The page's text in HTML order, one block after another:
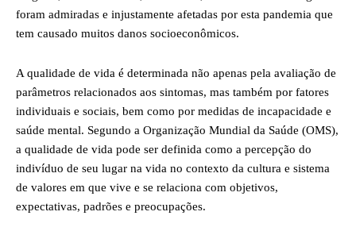
foram admiradas e injustamente afetadas por esta pandemia que
tem causado muitos danos socioeconômicos.
A qualidade de vida é determinada não apenas pela avaliação de
parâmetros relacionados aos sintomas, mas também por fatores
individuais e sociais, bem como por medidas de incapacidade e
saúde mental. Segundo a Organização Mundial da Saúde (OMS),
a qualidade de vida pode ser definida como a percepção do
indivíduo de seu lugar na vida no contexto da cultura e sistema
de valores em que vive e se relaciona com objetivos,
expectativas, padrões e preocupações.